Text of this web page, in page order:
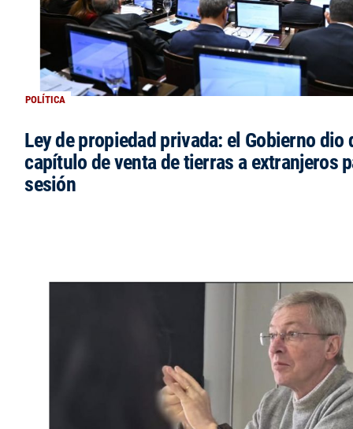
POLÍTICA
Ley de propiedad privada: el Gobierno dio
capítulo de venta de tierras a extranjeros
sesión